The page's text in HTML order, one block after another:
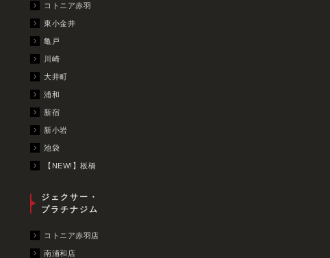
コトニア赤羽
東小金井
亀戸
川崎
大井町
浦和
新宿
新小岩
池袋
【NEW!】板橋
ジェクサー・
プラチナジム
コトニア赤羽店
南浦和店